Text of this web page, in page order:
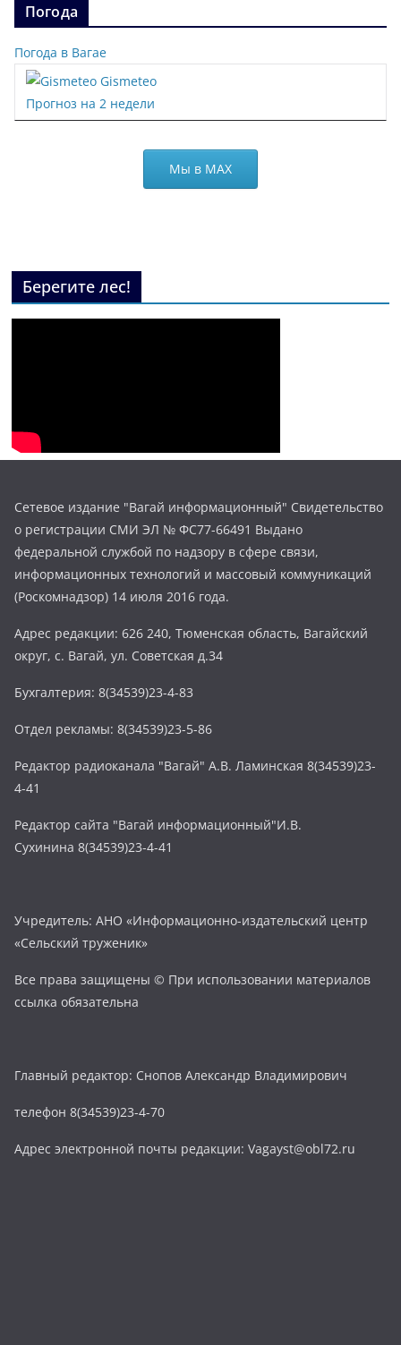
Погода
Погода в Вагае
Gismeteo
Прогноз на 2 недели
Мы в МАХ
Берегите лес!
Сетевое издание "Вагай информационный" Свидетельство
о регистрации СМИ ЭЛ № ФС77-66491 Выдано
федеральной службой по надзору в сфере связи,
информационных технологий и массовый коммуникаций
(Роскомнадзор) 14 июля 2016 года.
Адрес редакции: 626 240, Тюменская область, Вагайский
округ, с. Вагай, ул. Советская д.34
Бухгалтерия: 8(34539)23-4-83
Отдел рекламы: 8(34539)23-5-86
Редактор радиоканала "Вагай" А.В. Ламинская 8(34539)23-
4-41
Редактор сайта "Вагай информационный"И.В.
Сухинина 8(34539)23-4-41
Учредитель: АНО «Информационно-издательский центр
«Сельский труженик»
Все права защищены © При использовании материалов
ссылка обязательна
Главный редактор: Снопов Александр Владимирович
телефон 8(34539)23-4-70
Адрес электронной почты редакции: Vagayst@obl72.ru